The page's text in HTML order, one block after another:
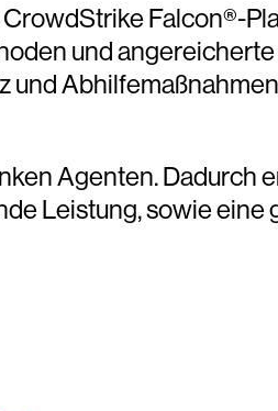
Falcon®-
und
und
Agenten. Dadurch
Leistung, sowie eine